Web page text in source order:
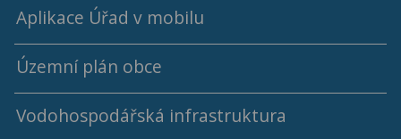
Rok 2025
Rok 2024
Rok 2023
Aplikace Úřad v mobilu
Územní plán obce
Vodohospodářská infrastruktura